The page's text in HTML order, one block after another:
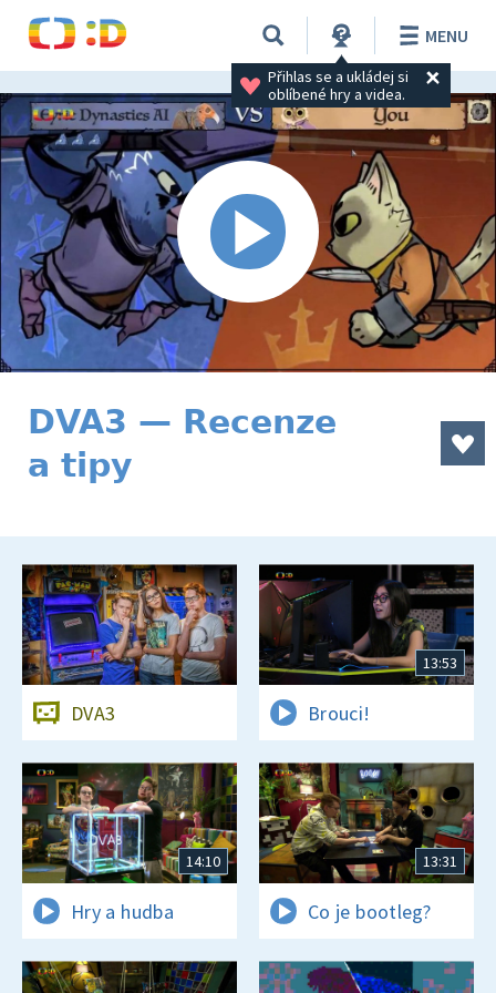
Přihlas se a ukládej si
oblíbené hry a videa.
MENU
DVA3 — Recenze
a tipy
DVA3
13:53
Brouci!
14:10
Hry a hudba
13:31
Co je bootleg?